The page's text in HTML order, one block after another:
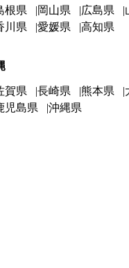
根県 岡山県 広島県
川県 愛媛県 高知県
賀県 長崎県 熊本県
児島県 沖縄県